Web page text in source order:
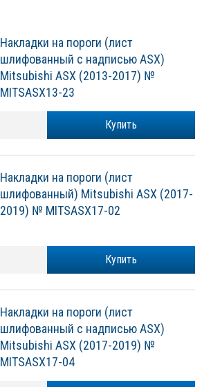
Накладки на пороги (лист
шлифованный с надписью ASX)
Mitsubishi ASX (2013-2017) №
MITSASX13-23
Купить
Накладки на пороги (лист
шлифованный) Mitsubishi ASX (2017-
2019) № MITSASX17-02
Купить
Накладки на пороги (лист
шлифованный с надписью ASX)
Mitsubishi ASX (2017-2019) №
MITSASX17-04